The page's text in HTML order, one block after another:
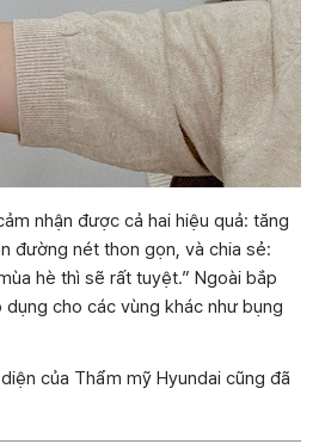
nhận được cả hai hiệu quả: tăng
đường nét thon gọn, và chia sẻ:
hè thì sẽ rất tuyệt.” Ngoài bắp
cho các vùng khác như bụng
của Thẩm mỹ Hyundai cũng đã